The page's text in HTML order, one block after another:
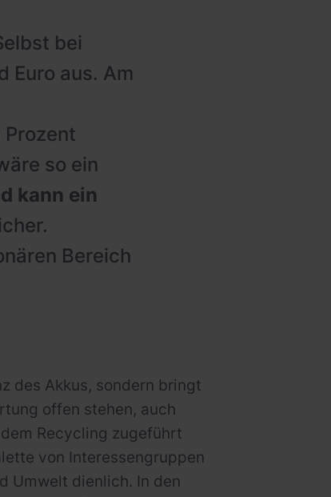
bei
Euro aus. Am
so ein
kann ein
Bereich
des Akkus, sondern bringt
offen stehen, auch
Recycling zugeführt
von Interessengruppen
Umwelt dienlich. In den